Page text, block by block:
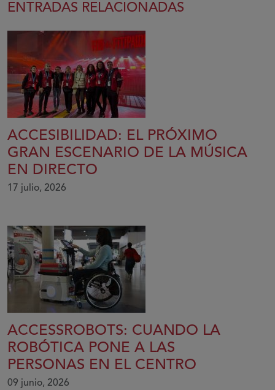
ENTRADAS RELACIONADAS
ACCESIBILIDAD: EL PRÓXIMO
GRAN ESCENARIO DE LA MÚSICA
EN DIRECTO
17 julio, 2026
ACCESSROBOTS: CUANDO LA
ROBÓTICA PONE A LAS
PERSONAS EN EL CENTRO
09 junio, 2026